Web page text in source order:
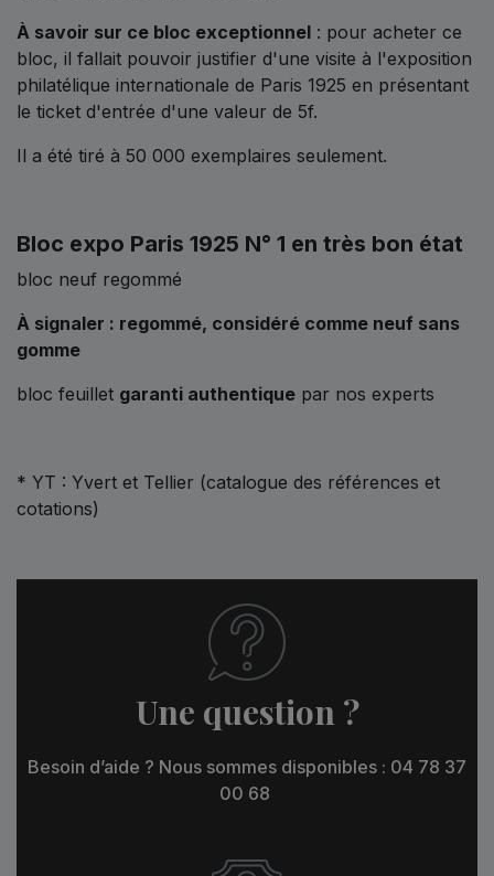
À savoir sur ce bloc exceptionnel : pour acheter ce
bloc, il fallait pouvoir justifier d'une visite à l'exposition
philatélique internationale de Paris 1925 en présentant
le ticket d'entrée d'une valeur de 5f.
Il a été tiré à 50 000 exemplaires seulement.
Bloc expo Paris 1925 N° 1 en très bon état
bloc neuf regommé
À signaler : regommé, considéré comme neuf sans
gomme
bloc feuillet garanti authentique par nos experts
* YT : Yvert et Tellier (catalogue des références et
cotations)
Une question ?
Besoin d’aide ? Nous sommes disponibles : 04 78 37
00 68